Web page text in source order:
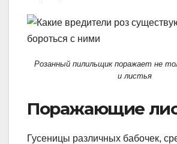
Розанный пилильщик поражает не
и листья
Поражающие
Гусеницы различных бабочек,